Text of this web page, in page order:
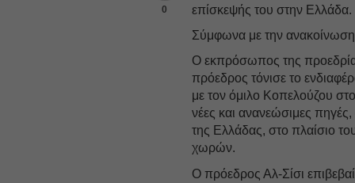
0
επίσκεψής του στην Ελλάδα.
Σύμφωνα με την ανακοίνωση
Ο εκπρόσωπος της
πρόεδρος τόνισε το
με τον όμιλο Κοπελούζου
νέες και ανανεώσιμες
της Ελλάδας, στο πλαίσιο
χωρών.
Ο πρόεδρος Αλ-Σίσι